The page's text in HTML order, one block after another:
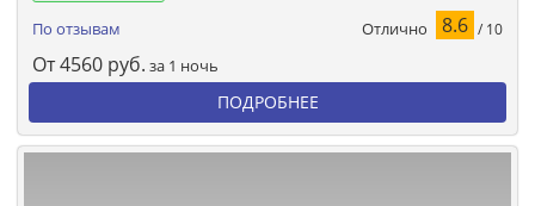
По отзывам
Отлично 8.6 / 10
От4560 руб. за 1 ночь
ПОДРОБНЕЕ